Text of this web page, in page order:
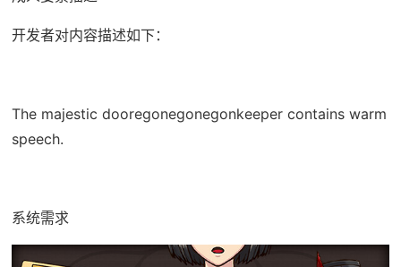
开发者对内容描述如下：
The majestic dooregonegonegonkeeper contains warm
speech.
系统需求